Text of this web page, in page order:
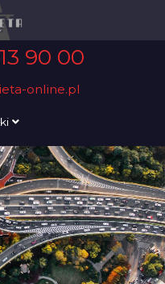
90 00
online.pl